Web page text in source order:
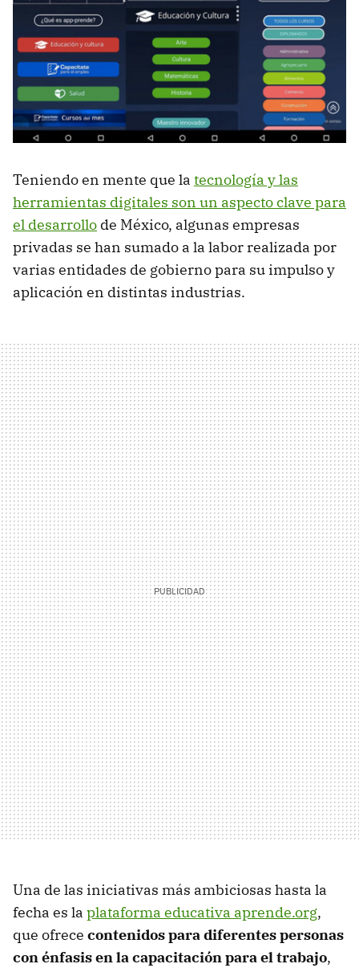
Teniendo en mente que la tecnología y las
herramientas digitales son un aspecto clave para
el desarrollo de México, algunas empresas
privadas se han sumado a la labor realizada por
varias entidades de gobierno para su impulso y
aplicación en distintas industrias.
Una de las iniciativas más ambiciosas hasta la
fecha es la plataforma educativa aprende.org,
que ofrece contenidos para diferentes personas
con énfasis en la capacitación para el trabajo,